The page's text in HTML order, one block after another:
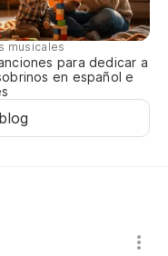
musicales
para dedicar a
en español e